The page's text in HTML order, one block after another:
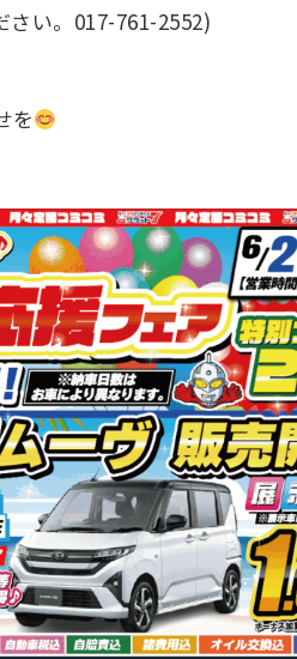
い。017-761-2552)
を